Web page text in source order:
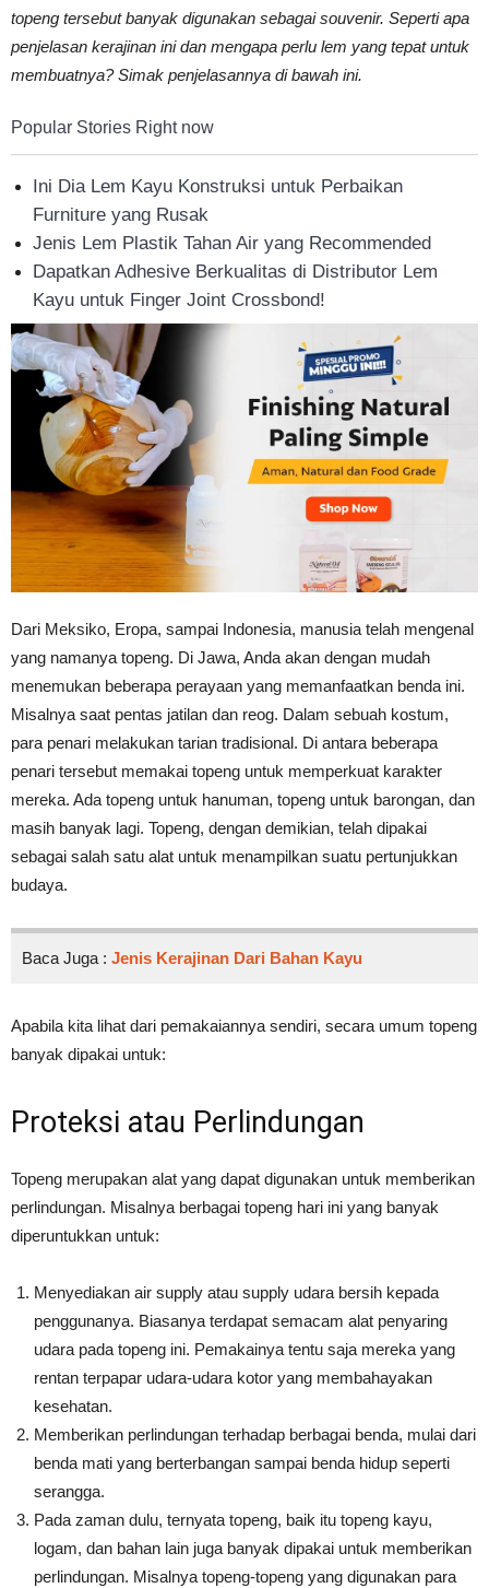
Kuat
Tahan
Lama
topeng tersebut banyak digunakan sebagai souvenir. Seperti apa
penjelasan kerajinan ini dan mengapa perlu lem yang tepat untuk
membuatnya? Simak penjelasannya di bawah ini.
Popular Stories Right now
Ini Dia Lem Kayu Konstruksi untuk Perbaikan
Furniture yang Rusak
Jenis Lem Plastik Tahan Air yang Recommended
Dapatkan Adhesive Berkualitas di Distributor Lem
Kayu untuk Finger Joint Crossbond!
Dari Meksiko, Eropa, sampai Indonesia, manusia telah mengenal
yang namanya topeng. Di Jawa, Anda akan dengan mudah
menemukan beberapa perayaan yang memanfaatkan benda ini.
Misalnya saat pentas jatilan dan reog. Dalam sebuah kostum,
para penari melakukan tarian tradisional. Di antara beberapa
penari tersebut memakai topeng untuk memperkuat karakter
mereka. Ada topeng untuk hanuman, topeng untuk barongan, dan
masih banyak lagi. Topeng, dengan demikian, telah dipakai
sebagai salah satu alat untuk menampilkan suatu pertunjukkan
budaya.
Baca Juga : Jenis Kerajinan Dari Bahan Kayu
Apabila kita lihat dari pemakaiannya sendiri, secara umum topeng
banyak dipakai untuk:
Proteksi atau Perlindungan
Topeng merupakan alat yang dapat digunakan untuk memberikan
perlindungan. Misalnya berbagai topeng hari ini yang banyak
diperuntukkan untuk:
Menyediakan air supply atau supply udara bersih kepada
penggunanya. Biasanya terdapat semacam alat penyaring
udara pada topeng ini. Pemakainya tentu saja mereka yang
rentan terpapar udara-udara kotor yang membahayakan
kesehatan.
Memberikan perlindungan terhadap berbagai benda, mulai dari
benda mati yang berterbangan sampai benda hidup seperti
serangga.
Pada zaman dulu, ternyata topeng, baik itu topeng kayu,
logam, dan bahan lain juga banyak dipakai untuk memberikan
perlindungan. Misalnya topeng-topeng yang digunakan para